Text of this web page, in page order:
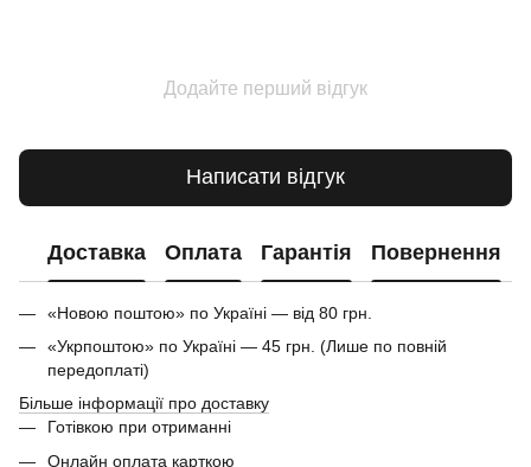
Додайте перший відгук
Написати відгук
Доставка Оплата Гарантія Повернення
«Новою поштою» по Україні — від 80 грн.
«Укрпоштою» по Україні — 45 грн. (Лише по повній
передоплаті)
Більше інформації про доставку
Готівкою при отриманні
Онлайн оплата карткою